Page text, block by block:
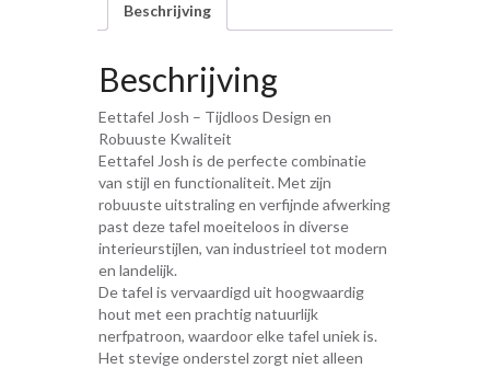
Beschrijving
Beschrijving
Eettafel Josh – Tijdloos Design en
Robuuste Kwaliteit
Eettafel Josh is de perfecte combinatie
van stijl en functionaliteit. Met zijn
robuuste uitstraling en verfijnde afwerking
past deze tafel moeiteloos in diverse
interieurstijlen, van industrieel tot modern
en landelijk.
De tafel is vervaardigd uit hoogwaardig
hout met een prachtig natuurlijk
nerfpatroon, waardoor elke tafel uniek is.
Het stevige onderstel zorgt niet alleen